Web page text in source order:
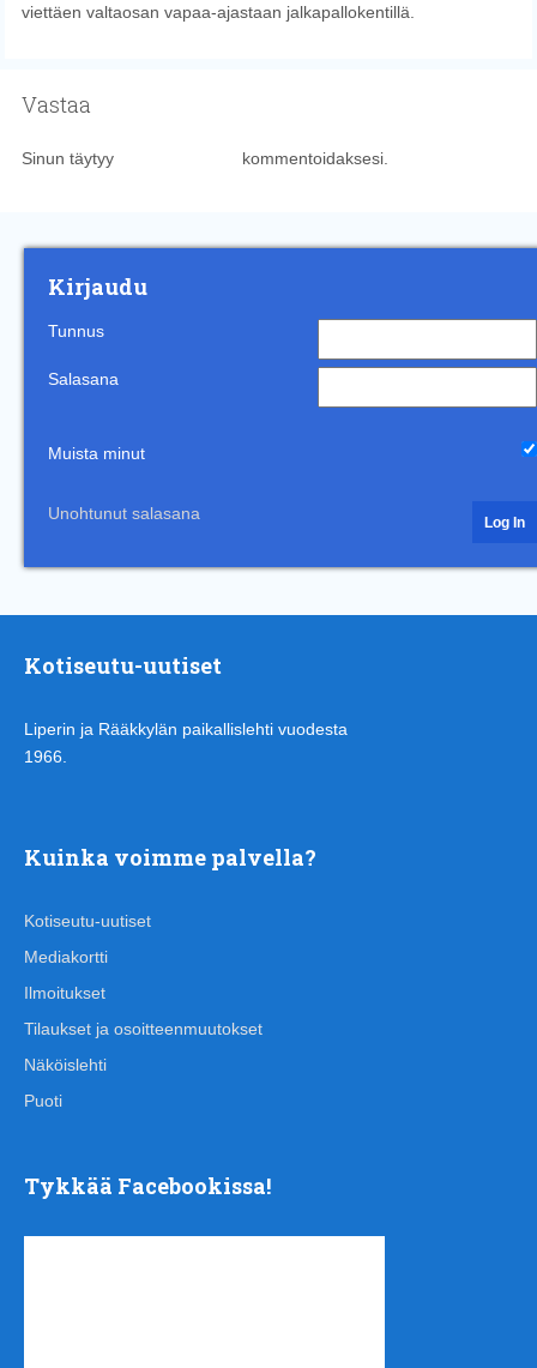
viettäen valtaosan vapaa-ajastaan jalkapallokentillä.
Vastaa
Sinun täytyy kommentoidaksesi.
Kirjaudu
Tunnus
Salasana
Muista minut
Unohtunut salasana
Kotiseutu-uutiset
Liperin ja Rääkkylän paikallislehti vuodesta
1966.
Kuinka voimme palvella?
Kotiseutu-uutiset
Mediakortti
Ilmoitukset
Tilaukset ja osoitteenmuutokset
Näköislehti
Puoti
Tykkää Facebookissa!